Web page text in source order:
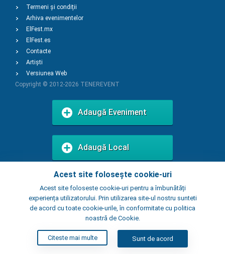
Acest site folosește cookie-uri
Acest site foloseste cookie-uri pentru a îmbunătăți
experiența utilizatorului. Prin utilizarea site-ul nostru sunteti
de acord cu toate cookie-urile, în conformitate cu politica
noastră de Cookie.
Citeste mai multe Sunt de acord
Termeni și condiții
Arhiva evenimentelor
ElFest.mx
ElFest.es
Contacte
Artiști
Versiunea Web
Copyright © 2012-2026 TENEREVENT
Adaugă Eveniment
Adaugă Local